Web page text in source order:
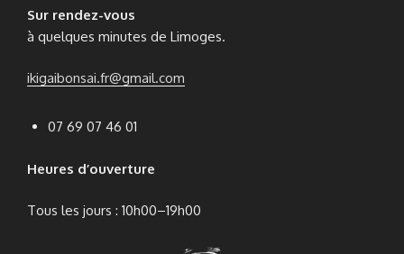
Sur rendez-vous
à quelques minutes de Limoges.
ikigaibonsai.fr@gmail.com
07 69 07 46 01
Heures d’ouverture
Tous les jours : 10h00–19h00